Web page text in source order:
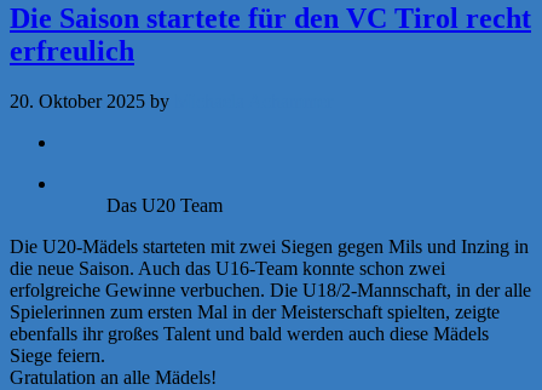
Die Saison startete für den VC Tirol recht
erfreulich
20. Oktober 2025 by
Das U20 Team
Die U20-Mädels starteten mit zwei Siegen gegen Mils und Inzing in
die neue Saison. Auch das U16-Team konnte schon zwei
erfolgreiche Gewinne verbuchen. Die U18/2-Mannschaft, in der alle
Spielerinnen zum ersten Mal in der Meisterschaft spielten, zeigte
ebenfalls ihr großes Talent und bald werden auch diese Mädels
Siege feiern.
Gratulation an alle Mädels!